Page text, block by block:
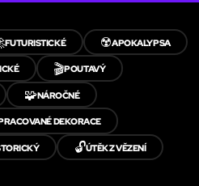
FUTURISTICKÉ ☢️APOKALYPSA
🎬POUTAVÝ
🧩NÁROČNÉ
DEKORACE
🔓ÚTĚK Z VĚZENÍ